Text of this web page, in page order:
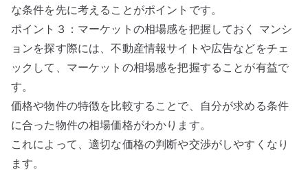
な条件を先に考えることがポイントです。
ポイント３：マーケットの相場感を把握しておく マンシ
ョンを探す際には、不動産情報サイトや広告などをチェ
ックして、マーケットの相場感を把握することが有益で
す。
価格や物件の特徴を比較することで、自分が求める条件
に合った物件の相場価格がわかります。
これによって、適切な価格の判断や交渉がしやすくなり
ます。